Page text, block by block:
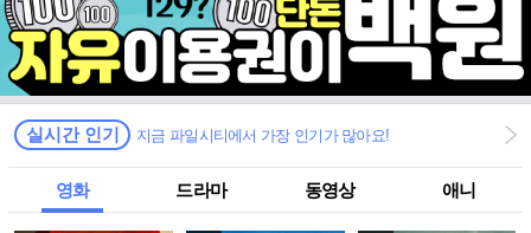
실시간 인기 지금 파일시티에서 가장 인기가 많아요!
영화 드라마 동영상 애니